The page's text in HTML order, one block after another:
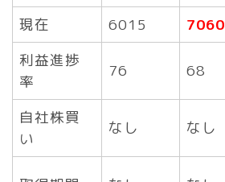
現在 6015 7060
利益進捗
率
76 68
自社株買
い
なし なし